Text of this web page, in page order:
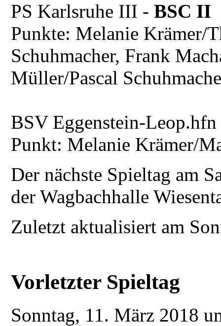
PS Karlsruhe III -BSC
Punkte: Melanie Krämer/
Schuhmacher, Frank
Müller/Pascal
BSV Eggenstein-
Punkt: Melanie Krämer/
Der nächste Spieltag am
der Wagbachhalle
Zuletzt aktualisiert am
Vorletzter Spieltag
Sonntag, 11. März 2018